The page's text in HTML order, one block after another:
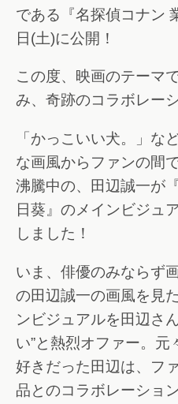
である『名探偵コナン
日(土)に公開！
この度、映画のテー
み、奇跡のコラボレー
「かっこいい犬。」な
な画風からファンの間
沸騰中の、田辺誠一が
日葵』のメインビジュ
しました！
いま、俳優のみならず
の田辺誠一の画風を見
ンビジュアルを田辺さ
い”と熱烈オファー。
好きだった田辺は、フ
品とのコラボレーショ